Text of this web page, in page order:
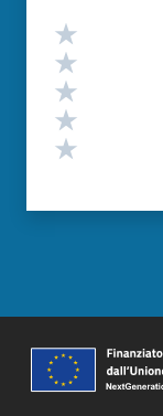
Valutazione